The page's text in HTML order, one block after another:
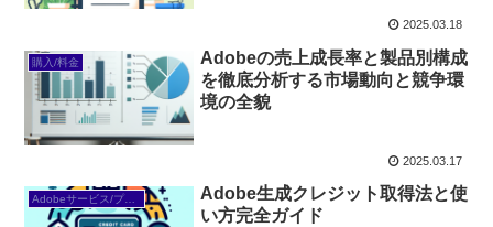
2025.03.18
購入/料金
Adobeの売上成長率と製品別構成
を徹底分析する市場動向と競争環
境の全貌
2025.03.17
Adobeサービス/プラン
Adobe生成クレジット取得法と使
い方完全ガイド